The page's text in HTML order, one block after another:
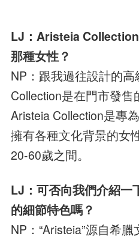
LJ：Aristeia
那種女性？
NP：跟我過往設計的
Collection是在門市發售
Aristeia Collection是專
擁有各種文化背景的女
20-60歲之間。
LJ：可否向我們介紹
的細節特色嗎？
NP：“Aristeia”源自希